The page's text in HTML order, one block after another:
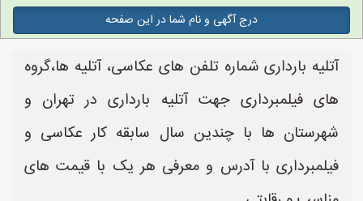
درج آگهی و نام شما در این صفحه
آتلیه بارداری شماره تلفن های عکاسی، آتلیه ها،گروه
های فیلمبرداری جهت آتلیه بارداری در تهران و
شهرستان ها با چندین سال سابقه کار عکاسی و
فیلمبرداری با آدرس و معرفی هر یک با قیمت های